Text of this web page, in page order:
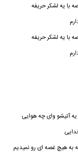
با یه لشکر حریفه
با یه لشکر حریفه
آتیشو وای چه هوایی
به هیچ غصه ای رو نمیدیم